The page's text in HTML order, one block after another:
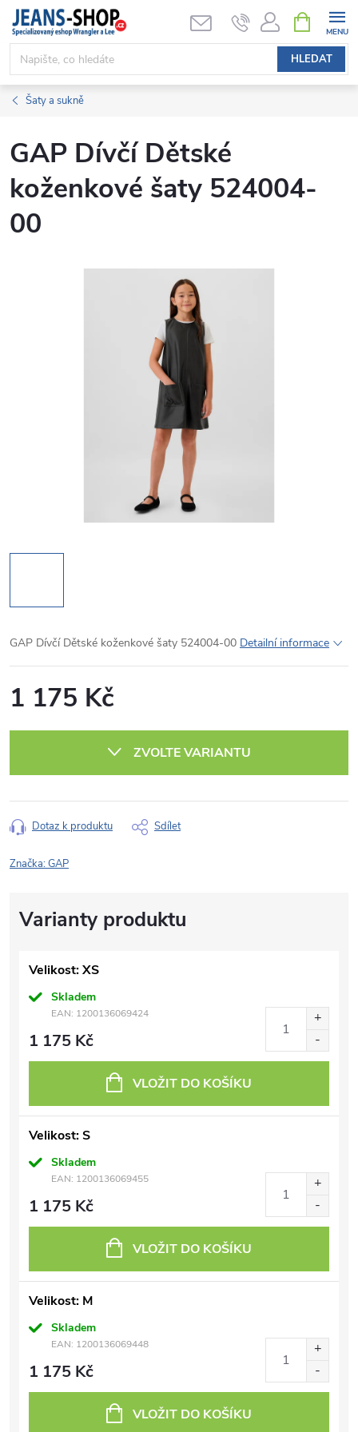
Přejít
obsah
HLEDAT
NÁKUPNÍ
KOŠÍK
Šaty a sukně
GAP Dívčí Dětské
koženkové šaty 524004-
00
GAP Dívčí Dětské koženkové šaty 524004-00 Detailní informace
1 175 Kč
ZVOLTE VARIANTU
Dotaz k produktu Sdílet
Značka:GAP
Velikost: XS
Skladem
EAN: 1200136069424
1 175 Kč
VLOŽIT DO KOŠÍKU
Velikost: S
Skladem
EAN: 1200136069455
1 175 Kč
VLOŽIT DO KOŠÍKU
Velikost: M
Skladem
EAN: 1200136069448
1 175 Kč
VLOŽIT DO KOŠÍKU